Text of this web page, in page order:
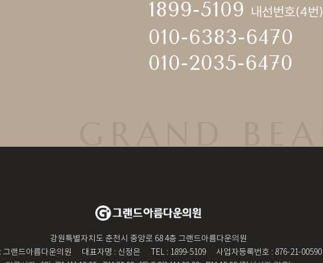
1899-5109 내선번호(4번)
010-6383-6470
010-2035-6470
강원특별자치도 춘천시 중앙로 68 4층 그랜드아름다운의원
그랜드아름다운의원
대표자명 : 신정은 TEL : 1899-5109
사업자등록번호 : 876-21-00590